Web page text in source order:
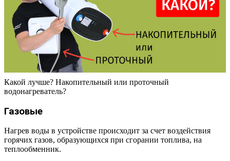
Какой лучше? Накопительный или проточный
водонагреватель?
Газовые
Нагрев воды в устройстве происходит за счет воздействия
горячих газов, образующихся при сгорании топлива, на
теплообменник.